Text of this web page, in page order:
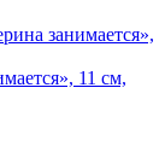
11 см,